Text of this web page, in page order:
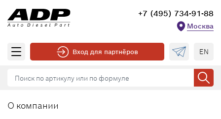
+7 (495) 734-91-88
Москва
Вход для партнёров EN
О компании